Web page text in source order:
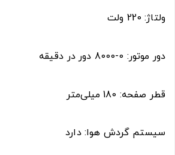
ولتاژ: 220 ولت
دور موتور: 0-8000 دور در دقیقه
قطر صفحه: 180 میلی‌متر
سیستم گردش هوا: دارد